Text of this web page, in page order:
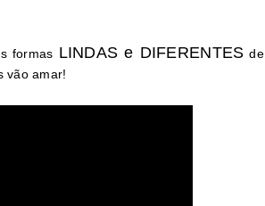
formas LINDAS e DIFERENTES de
vão amar!